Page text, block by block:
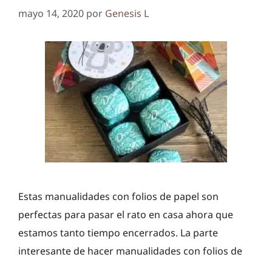
mayo 14, 2020 por Genesis L
Estas manualidades con folios de papel son
perfectas para pasar el rato en casa ahora que
estamos tanto tiempo encerrados. La parte
interesante de hacer manualidades con folios de